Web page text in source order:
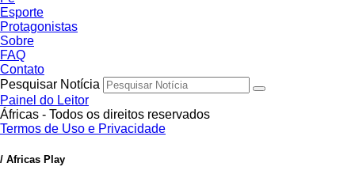
Esporte
Protagonistas
Sobre
FAQ
Contato
Pesquisar Notícia
Painel do Leitor
Áfricas - Todos os direitos reservados
Termos de Uso e Privacidade
/ Africas Play